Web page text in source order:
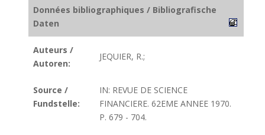
Données bibliographiques / Bibliografische
Daten
Auteurs /
Autoren:
JEQUIER, R.;
Source /
Fundstelle:
IN: REVUE DE SCIENCE
FINANCIERE. 62EME ANNEE 1970.
P. 679 - 704.